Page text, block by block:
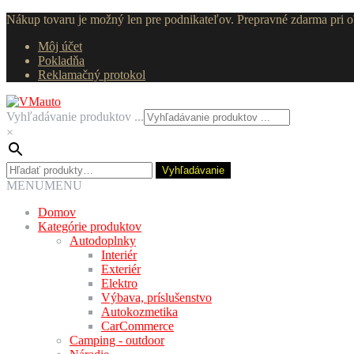
Nákup tovaru je možný len pre podnikateľov. Prepravné zdarma pri
Môj účet
Pokladňa
Reklamačný protokol
Preskočiť
na
navigáciu
Preskočiť
na
obsah
Vyhľadávanie produktov ...
×
Hľadať: Vyhľadávanie
MENUMENU
Domov
Kategórie produktov
Autodoplnky
Interiér
Exteriér
Elektro
Výbava, príslušenstvo
Autokozmetika
CarCommerce
Camping - outdoor